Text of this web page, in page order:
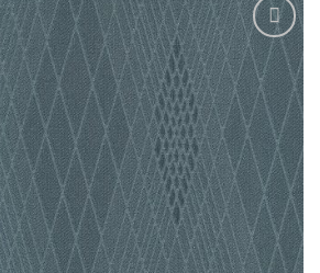
Dodaj
u listu
želja